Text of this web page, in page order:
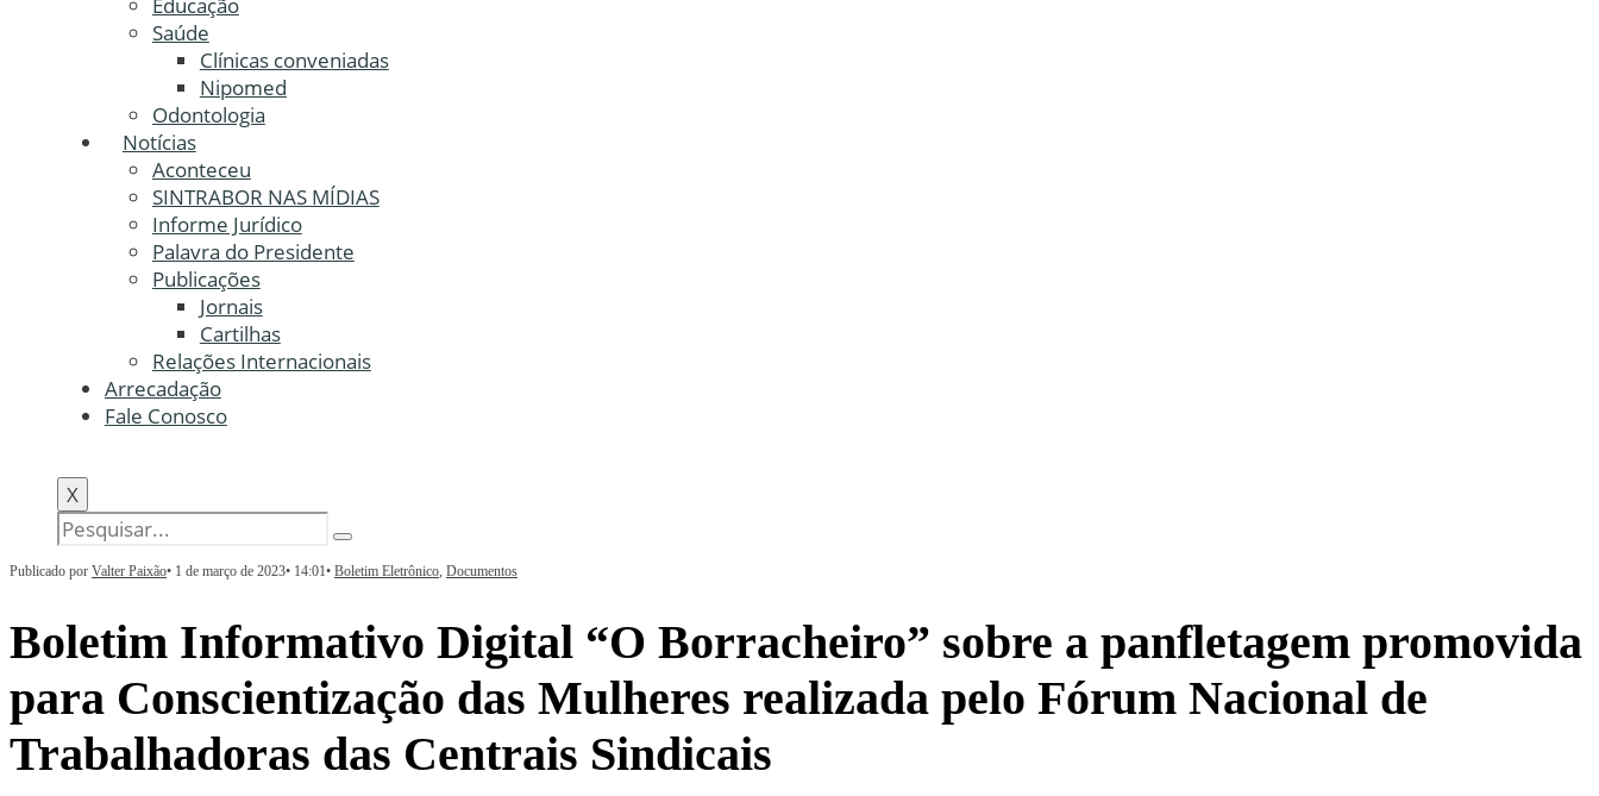
Saúde
Clínicas conveniadas
Nipomed
Odontologia
Notícias
Aconteceu
SINTRABOR NAS MÍDIAS
Informe Jurídico
Palavra do Presidente
Publicações
Jornais
Cartilhas
Relações Internacionais
Arrecadação
Fale Conosco
X
Publicado por Valter Paixão• 1 de março de 2023• 14:01• Boletim Eletrônico, Documentos
Boletim Informativo Digital “O Borracheiro” sobre a panfletagem promovida
para Conscientização das Mulheres realizada pelo Fórum Nacional de
Trabalhadoras das Centrais Sindicais